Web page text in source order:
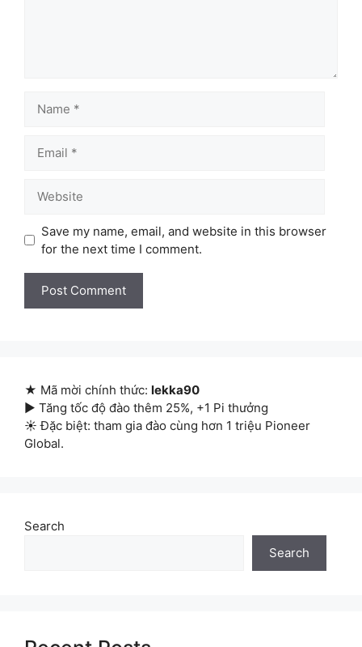
Save my name, email, and website in this browser
for the next time I comment.
★ Mã mời chính thức: lekka90
▶ Tăng tốc độ đào thêm 25%, +1 Pi thưởng
☀ Đặc biệt: tham gia đào cùng hơn 1 triệu Pioneer
Global.
Search
Search